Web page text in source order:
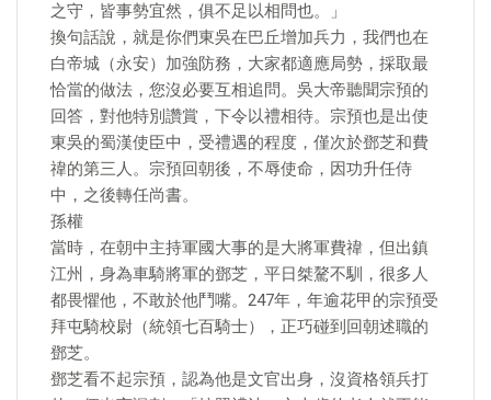
之守，皆事勢宜然，俱不足以相問也。」
換句話說，就是你們東吳在巴丘增加兵力，我們也在
白帝城（永安）加強防務，大家都適應局勢，採取最
恰當的做法，您沒必要互相追問。吳大帝聽聞宗預的
回答，對他特別讚賞，下令以禮相待。宗預也是出使
東吳的蜀漢使臣中，受禮遇的程度，僅次於鄧芝和費
禕的第三人。宗預回朝後，不辱使命，因功升任侍
中，之後轉任尚書。
孫權
當時，在朝中主持軍國大事的是大將軍費禕，但出鎮
江州，身為車騎將軍的鄧芝，平日桀驁不馴，很多人
都畏懼他，不敢於他鬥嘴。247年，年逾花甲的宗預受
拜屯騎校尉（統領七百騎士），正巧碰到回朝述職的
鄧芝。
鄧芝看不起宗預，認為他是文官出身，沒資格領兵打